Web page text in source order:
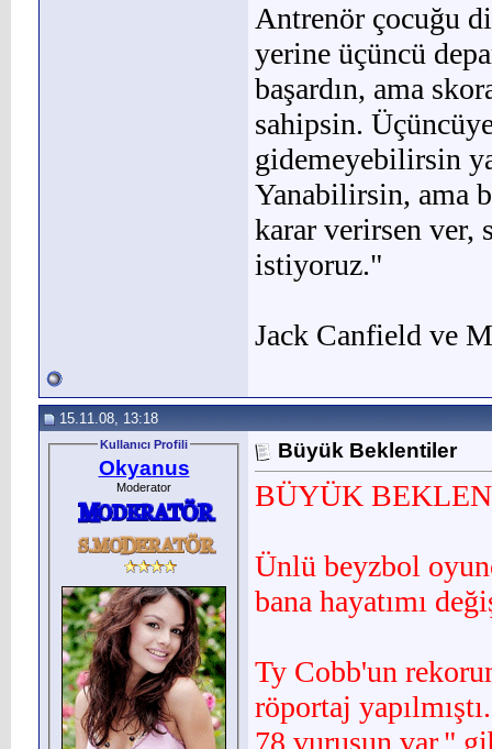
Antrenör çocuğu
ye­rine üçüncü
başardın, ama
sahipsin.
gidemeyebilirsin
Yanabilirsin, ama
karar verirsen ver,
istiyoruz."
Jack Canfield ve
15.11.08, 13:18
Kullanıcı Profili
Okyanus
Moderator
Büyük Beklentiler
BÜYÜK
Ünlü beyzbol
bana hayatımı
Ty Cobb'un
röportaj